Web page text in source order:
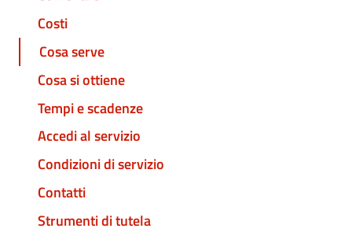
Costi
Cosa serve
Cosa si ottiene
Tempi e scadenze
Accedi al servizio
Condizioni di servizio
Contatti
Strumenti di tutela